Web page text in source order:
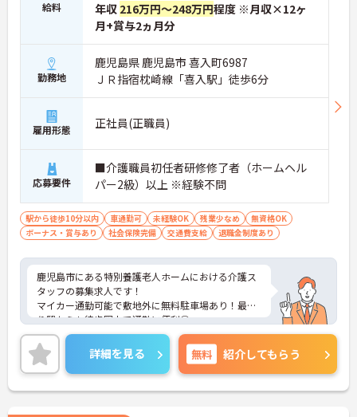
給料
年収 216万円～248万円程度 ※月収×12ヶ
月+賞与2ヵ月分
勤務地
鹿児島県 鹿児島市 喜入町6987
ＪＲ指宿枕崎線「喜入駅」徒歩6分
雇用形態 正社員(正職員)
応募要件
■介護職員初任者研修修了者（ホームヘル
パー2級）以上 ※経験不問
駅から徒歩10分以内 車通勤可 未経験OK 残業少なめ
無資格OK
ボーナス・賞与あり
社会保険完備 交通費支給 退職金制度あり
鹿児島市にある特別養護老人ホームにおける介護ス
タッフの募集求人です！
マイカー通勤可能で敷地外に無料駐車場あり！最寄
り駅からも徒歩圏内で通勤に便利◎
残業がほとんどありませんのでお仕事の後の時間も
有効に使えます！
ご興味ある方には、面接のポイントなど、さらに詳
細をお話致しますのでお気軽にご相談ください。
詳細を見る 無料 紹介してもらう